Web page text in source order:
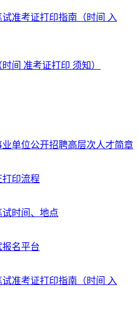
准考证打印指南（时间 入
间 准考证打印 须知）
单位公开招聘高层次人才简章
打印流程
时间、地点
名平台
准考证打印指南（时间 入